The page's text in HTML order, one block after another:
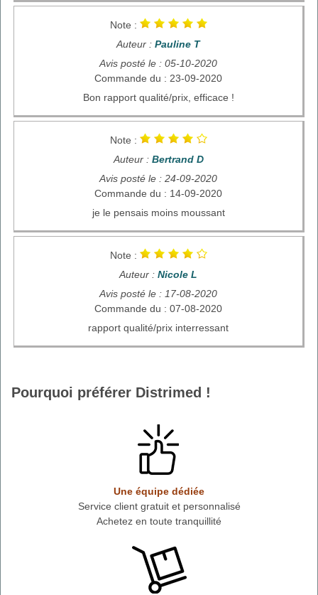
Note :
Auteur : Pauline T
Avis posté le : 05-10-2020
Commande du : 23-09-2020
Bon rapport qualité/prix, efficace !
Note :
Auteur : Bertrand D
Avis posté le : 24-09-2020
Commande du : 14-09-2020
je le pensais moins moussant
Note :
Auteur : Nicole L
Avis posté le : 17-08-2020
Commande du : 07-08-2020
rapport qualité/prix interressant
Pourquoi préférer Distrimed !
Une équipe dédiée
Service client gratuit et personnalisé
Achetez en toute tranquillité